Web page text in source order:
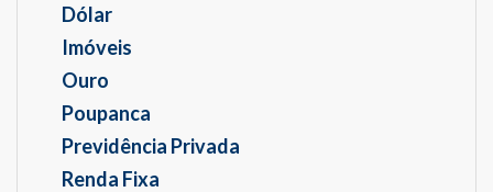
Dólar
Imóveis
Ouro
Poupanca
Previdência Privada
Renda Fixa